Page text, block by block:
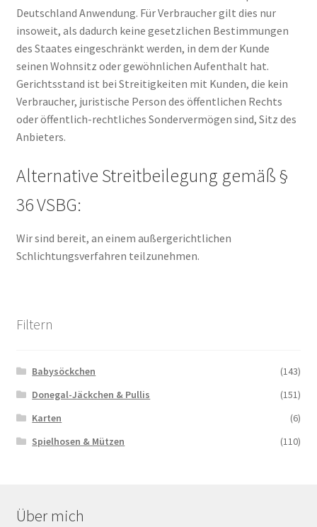
Deutschland Anwendung. Für Verbraucher gilt dies nur
insoweit, als dadurch keine gesetzlichen Bestimmungen
des Staates eingeschränkt werden, in dem der Kunde
seinen Wohnsitz oder gewöhnlichen Aufenthalt hat.
Gerichtsstand ist bei Streitigkeiten mit Kunden, die kein
Verbraucher, juristische Person des öffentlichen Rechts
oder öffentlich-rechtliches Sondervermögen sind, Sitz des
Anbieters.
Alternative Streitbeilegung gemäß §
36 VSBG:
Wir sind bereit, an einem außergerichtlichen
Schlichtungsverfahren teilzunehmen.
Filtern
Babysöckchen
(143)
Donegal-Jäckchen & Pullis
(151)
Karten
(6)
Spielhosen & Mützen
(110)
Über mich